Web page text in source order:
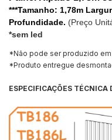
***Tamanho: 1,78m
Profundidade. (Preço
*sem led
*Não pode ser produzido
*Produto entregue
ESPECIFICAÇÕES TÉCNICA